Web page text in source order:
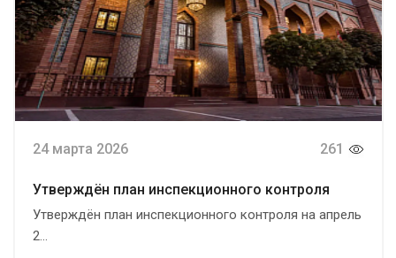
24 марта 2026 261
Утверждён план инспекционного контроля
Утверждён план инспекционного контроля на апрель
2...